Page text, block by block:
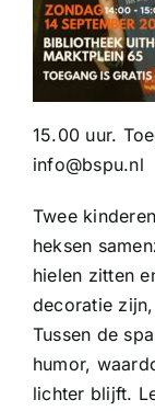
15.00 uur.
info@bspu.nl
Twee
heksen
hielen zitten
decoratie
Tussen de
humor,
lichter blijft.